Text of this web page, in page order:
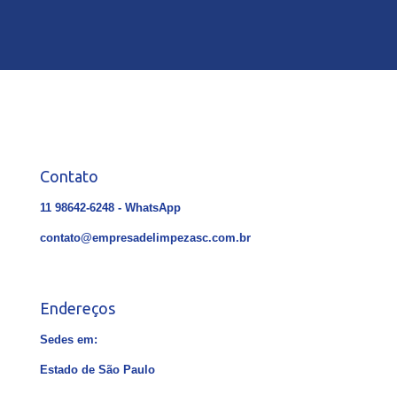
Contato
11 98642-6248 - WhatsApp
contato@empresadelimpezasc.com.br
Endereços
Sedes em:
Estado de São Paulo